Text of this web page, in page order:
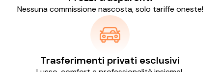
Nessuna commissione nascosta, solo tariffe oneste!
Trasferimenti privati ​​esclusivi